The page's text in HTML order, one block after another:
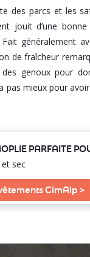
des parcs et les
jouit d’une
généralement
de fraîcheur
genoux pour
pas mieux pour
PARFAITE
sec
CimAlp >